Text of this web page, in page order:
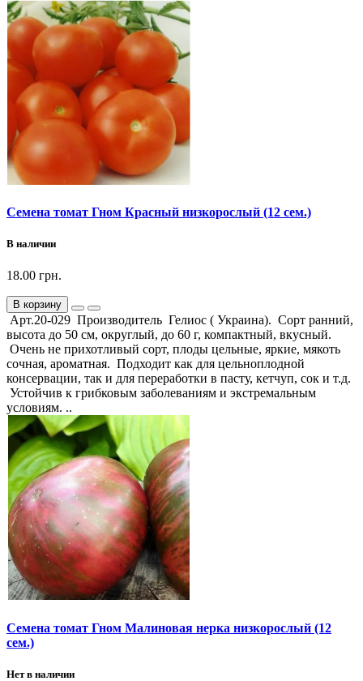
Семена томат Гном Красный низкорослый (12 сем.)
В наличии
18.00 грн.
В корзину
Арт.20-029 Производитель Гелиос ( Украина). Сорт ранний,
высота до 50 см, округлый, до 60 г, компактный, вкусный.
Очень не прихотливый сорт, плоды цельные, яркие, мякоть
сочная, ароматная. Подходит как для цельноплодной
консервации, так и для переработки в пасту, кетчуп, сок и т.д.
Устойчив к грибковым заболеваниям и экстремальным
условиям. ..
Семена томат Гном Малиновая нерка низкорослый (12
сем.)
Нет в наличии